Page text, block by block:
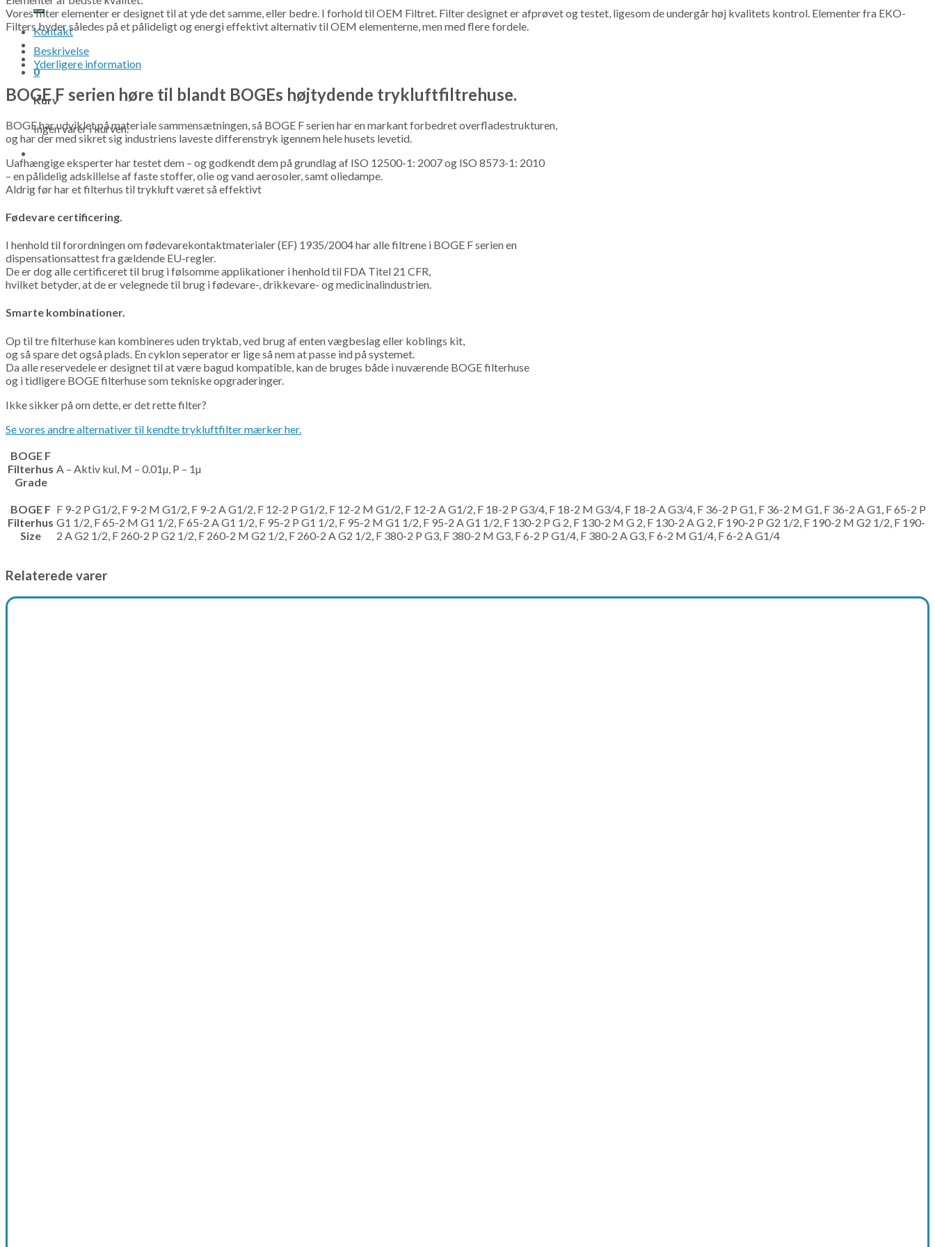
efter:
Kontakt
0
Kurv
Ingen varer i kurven.
Vores filter elementer er designet til at yde det samme, eller bedre. I forhold til OEM Filtret. Filter designet er afprøvet og testet, ligesom de undergår høj kvalitets kontrol. Elementer fra EKO-
Filters byder således på et pålideligt og energi effektivt alternativ til OEM elementerne, men med flere fordele.
Beskrivelse
Yderligere information
BOGE F serien høre til blandt BOGEs højtydende trykluftfiltrehuse.
BOGE har udviklet på materiale sammensætningen, så BOGE F serien har en markant forbedret overfladestrukturen,
og har der med sikret sig industriens laveste differenstryk igennem hele husets levetid.
Uafhængige eksperter har testet dem – og godkendt dem på grundlag af ISO 12500-1: 2007 og ISO 8573-1: 2010
– en pålidelig adskillelse af faste stoffer, olie og vand aerosoler, samt oliedampe.
Aldrig før har et filterhus til trykluft været så effektivt
Fødevare certificering.
I henhold til forordningen om fødevarekontaktmaterialer (EF) 1935/2004 har alle filtrene i BOGE F serien en
dispensationsattest fra gældende EU-regler.
De er dog alle certificeret til brug i følsomme applikationer i henhold til FDA Titel 21 CFR,
hvilket betyder, at de er velegnede til brug i fødevare-, drikkevare- og medicinalindustrien.
Smarte kombinationer.
Op til tre filterhuse kan kombineres uden tryktab, ved brug af enten vægbeslag eller koblings kit,
og så spare det også plads. En cyklon seperator er lige så nem at passe ind på systemet.
Da alle reservedele er designet til at være bagud kompatible, kan de bruges både i nuværende BOGE filterhuse
og i tidligere BOGE filterhuse som tekniske opgraderinger.
Ikke sikker på om dette, er det rette filter?
Se vores andre alternativer til kendte trykluftfilter mærker her.
BOGE F
Filterhus
Grade
A – Aktiv kul, M – 0.01µ, P – 1µ
BOGE F
Filterhus
Size
F 9-2 P G1/2, F 9-2 M G1/2, F 9-2 A G1/2, F 12-2 P G1/2, F 12-2 M G1/2, F 12-2 A G1/2, F 18-2 P G3/4, F 18-2 M G3/4, F 18-2 A G3/4, F 36-2 P G1, F 36-2 M G1, F 36-2 A G1, F 65-2 P
G1 1/2, F 65-2 M G1 1/2, F 65-2 A G1 1/2, F 95-2 P G1 1/2, F 95-2 M G1 1/2, F 95-2 A G1 1/2, F 130-2 P G 2, F 130-2 M G 2, F 130-2 A G 2, F 190-2 P G2 1/2, F 190-2 M G2 1/2, F 190-
2 A G2 1/2, F 260-2 P G2 1/2, F 260-2 M G2 1/2, F 260-2 A G2 1/2, F 380-2 P G3, F 380-2 M G3, F 6-2 P G1/4, F 380-2 A G3, F 6-2 M G1/4, F 6-2 A G1/4
Relaterede varer